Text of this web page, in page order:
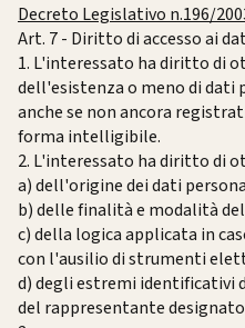
Decreto Legislativo n.196/
Art. 7 - Diritto di accesso ai
1. L'interessato ha diritto di
dell'esistenza o meno di dati
anche se non ancora
forma intelligibile.
2. L'interessato ha diritto di
a) dell'origine dei dati
b) delle finalità e modalità
c) della logica applicata in
con l'ausilio di strumenti
d) degli estremi identificativi
del rappresentante